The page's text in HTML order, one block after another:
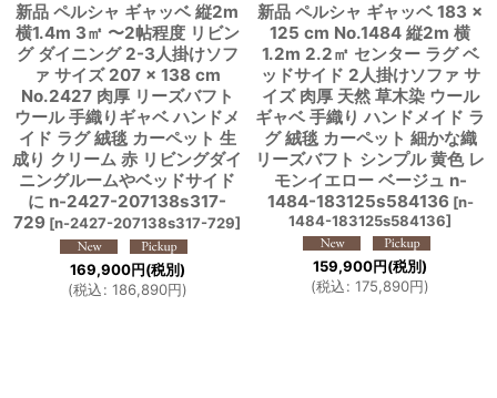
新品 ペルシャ ギャッベ 縦2m
横1.4m 3㎡ 〜2帖程度 リビン
グ ダイニング 2-3人掛けソフ
ァ サイズ 207 × 138 cm
No.2427 肉厚 リーズバフト
ウール 手織りギャベ ハンドメ
イド ラグ 絨毯 カーペット 生
成り クリーム 赤 リビングダイ
ニングルームやベッドサイド
に n-2427-207138s317-
729 [n-2427-207138s317-729]
169,900円(税別)
(税込: 186,890円)
新品 ペルシャ ギャッベ 183 ×
125 cm No.1484 縦2m 横
1.2m 2.2㎡ センター ラグ ベ
ッドサイド 2人掛けソファ サ
イズ 肉厚 天然 草木染 ウール
ギャベ 手織り ハンドメイド ラ
グ 絨毯 カーペット 細かな織
リーズバフト シンプル 黄色 レ
モンイエロー ベージュ n-
1484-183125s584136 [n-
1484-183125s584136]
159,900円(税別)
(税込: 175,890円)